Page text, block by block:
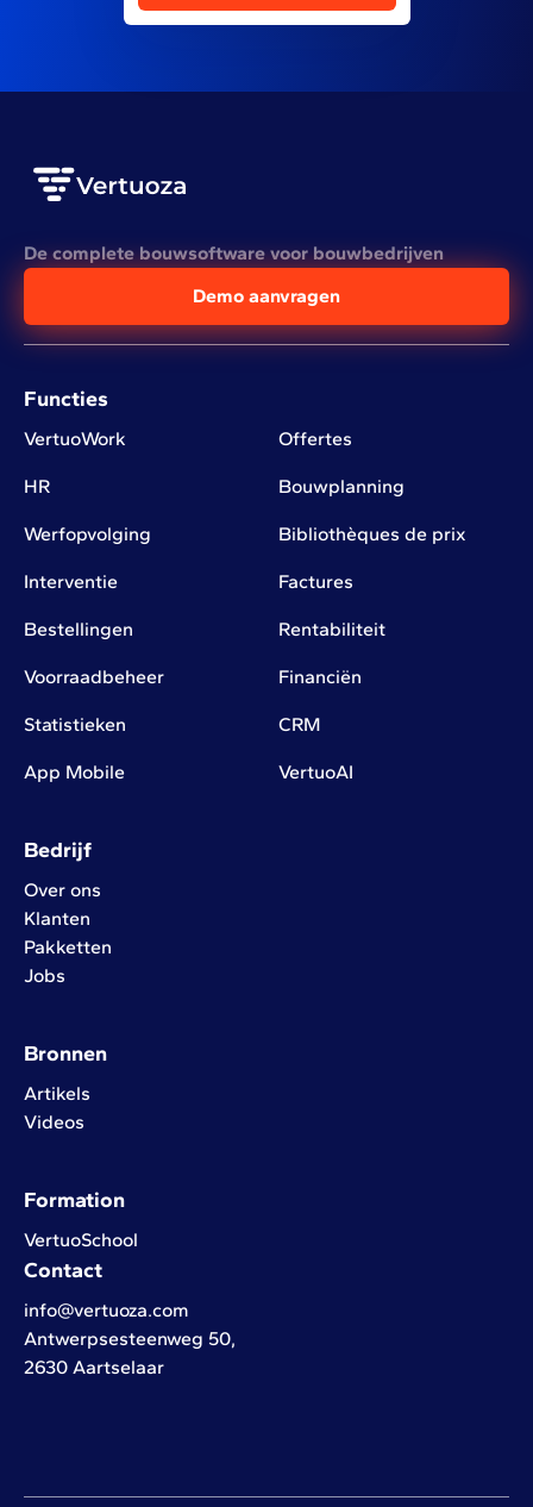
De complete bouwsoftware voor bouwbedrijven
Demo aanvragen
Functies
VertuoWork Offertes
HR Bouwplanning
Werfopvolging Bibliothèques de prix
Interventie Factures
Bestellingen Rentabiliteit
Voorraadbeheer Financiën
Statistieken CRM
App Mobile VertuoAI
Bedrijf
Over ons
Klanten
Pakketten
Jobs
Bronnen
Artikels
Videos
Formation
VertuoSchool
Contact
info@vertuoza.com
Antwerpsesteenweg 50,
2630 Aartselaar